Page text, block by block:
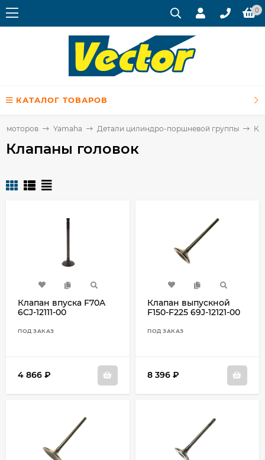
0
КАТАЛОГ ТОВАРОВ
моторов Yamaha Детали цилиндро-поршневой группы
Клапаны головок
Клапан впуска F70A
6CJ-12111-00
ПОД ЗАКАЗ
4 866 ₽
Клапан выпускной
F150-F225 69J-12121-00
ПОД ЗАКАЗ
8 396 ₽